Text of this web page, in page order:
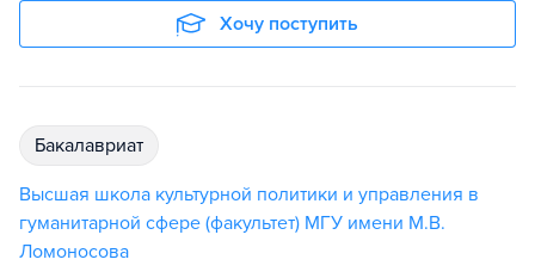
Хочу поступить
бакалавриат
Высшая школа культурной политики и управления в
гуманитарной сфере (факультет) МГУ имени М.В.
Ломоносова